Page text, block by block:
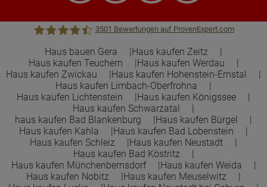
Town &Country Haus Lizenzgeber GmbH
3501 Bewertungen auf ProvenExpert.com
Haus bauen Gera
Haus kaufen Zeitz
Haus kaufen Teuchern
Haus kaufen Werdau
Haus kaufen Zwickau
Haus kaufen Hohenstein-Ernstal
Haus kaufen Limbach-Oberfrohna
Haus kaufen Lichtenstein
Haus kaufen Königssee
Haus kaufen Schwarzatal
haus kaufen Bad Blankenburg
Haus kaufen Bürgel
Haus kaufen Kahla
Haus kaufen Bad Lobenstein
Haus kaufen Schleiz
Haus kaufen Neustadt
Haus kaufen Bad Köstritz
Haus kaufen Münchenbernsdorf
Haus kaufen Weida
Haus kaufen Nobitz
Haus kaufen Meuselwitz